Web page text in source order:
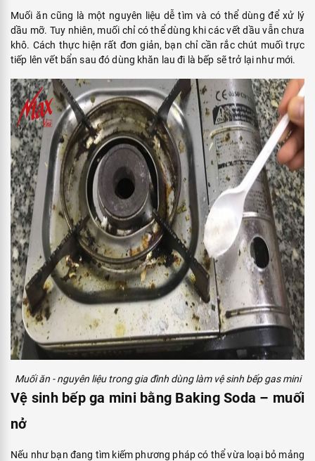
Muối ăn cũng là một nguyên liệu dễ tìm và có thể dùng để xử lý
dầu mỡ. Tuy nhiên, muối chỉ có thể dùng khi các vết dầu vẫn chưa
khô. Cách thực hiện rất đơn giản, bạn chỉ cần rắc chút muối trực
tiếp lên vết bẩn sau đó dùng khăn lau đi là bếp sẽ trở lại như mới.
Muối ăn - nguyên liệu trong gia đình dùng làm vệ sinh bếp gas mini
Vệ sinh bếp ga mini bằng Baking Soda – muối
nở
Nếu như bạn đang tìm kiếm phương pháp có thể vừa loại bỏ mảng